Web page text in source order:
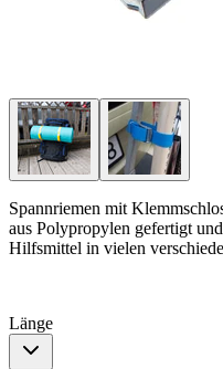
Spannriemen mit
aus Polypropylen gefertigt
Hilfsmittel in vielen
Länge